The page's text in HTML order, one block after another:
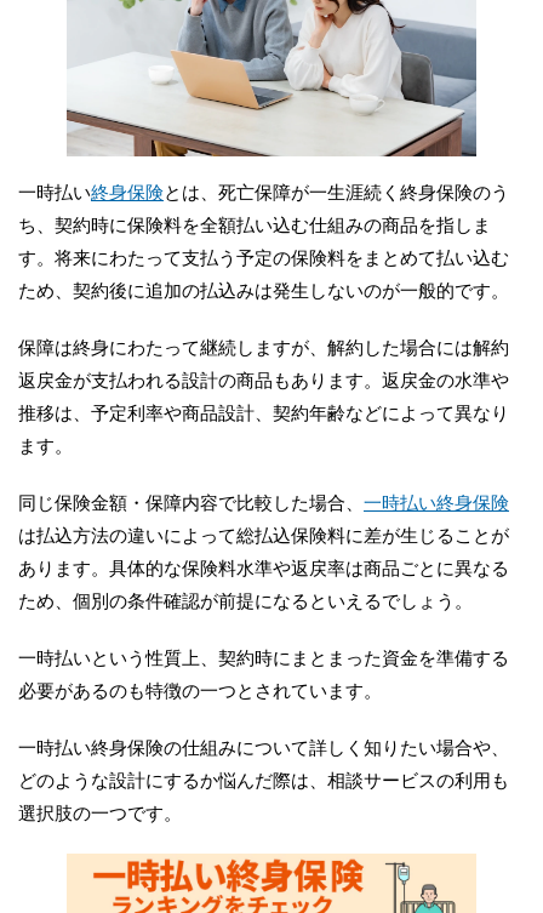
一時払い終身保険とは、死亡保障が一生涯続く終身保険のう
ち、契約時に保険料を全額払い込む仕組みの商品を指しま
す。将来にわたって支払う予定の保険料をまとめて払い込む
ため、契約後に追加の払込みは発生しないのが一般的です。
保障は終身にわたって継続しますが、解約した場合には解約
返戻金が支払われる設計の商品もあります。返戻金の水準や
推移は、予定利率や商品設計、契約年齢などによって異なり
ます。
同じ保険金額・保障内容で比較した場合、 一時払い終身保険
は払込方法の違いによって総払込保険料に差が生じることが
あります。具体的な保険料水準や返戻率は商品ごとに異なる
ため、個別の条件確認が前提になるといえるでしょう。
一時払いという性質上、契約時にまとまった資金を準備する
必要があるのも特徴の一つとされています。
一時払い終身保険の仕組みについて詳しく知りたい場合や、
どのような設計にするか悩んだ際は、相談サービスの利用も
選択肢の一つです。